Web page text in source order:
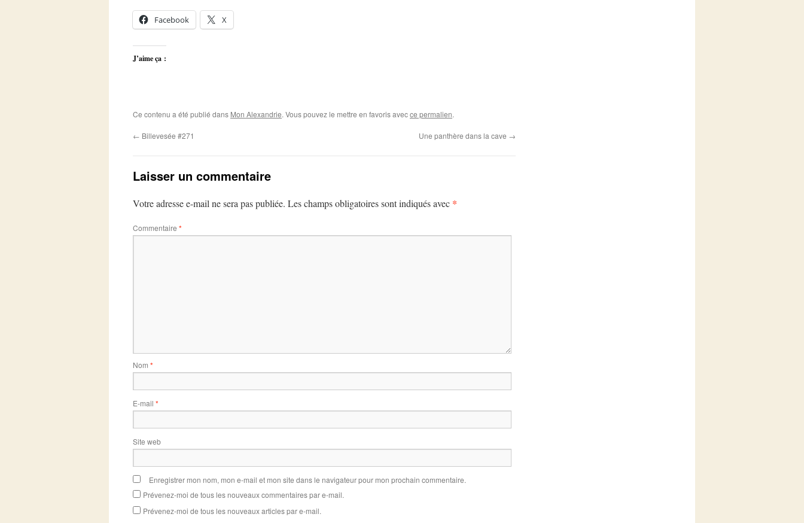
Facebook X
J’aime ça :
Ce contenu a été publié dans Mon Alexandrie. Vous pouvez le mettre en favoris avecce permalien.
← Billevesée #271 Une panthère dans la cave →
Laisser un commentaire
Votre adresse e-mail ne sera pas publiée. Les champs obligatoires sont indiqués avec *
Commentaire *
Nom *
E-mail *
Site web
Enregistrer mon nom, mon e-mail et mon site dans le navigateur pour mon prochain commentaire.
Prévenez-moi de tous les nouveaux commentaires par e-mail.
Prévenez-moi de tous les nouveaux articles par e-mail.